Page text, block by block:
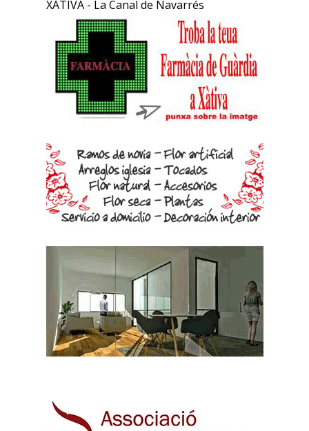
XÀTIVA - La Canal de Navarrés